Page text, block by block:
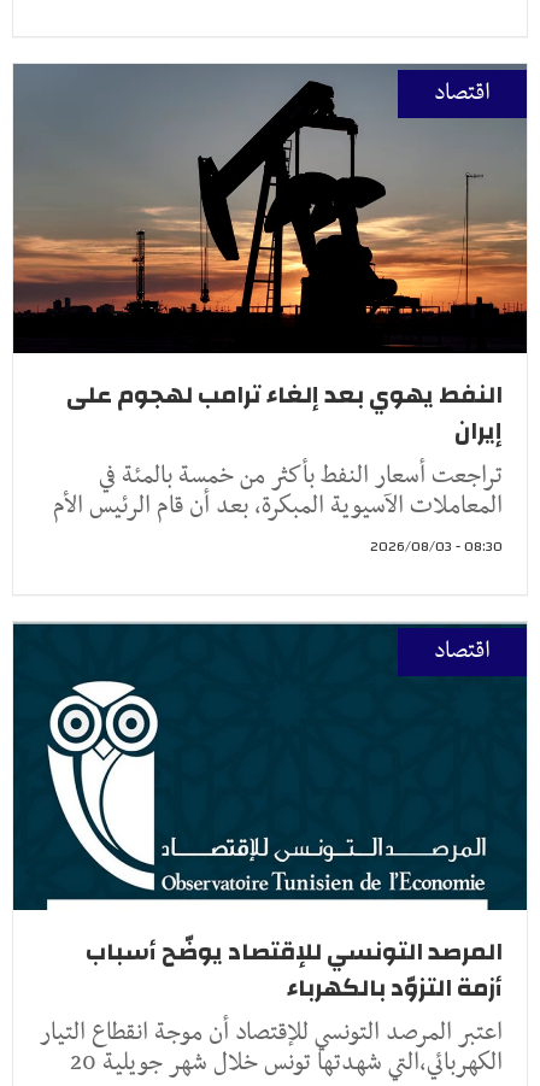
اقتصاد
النفط يهوي بعد إلغاء ترامب لهجوم على
إيران
تراجعت أسعار النفط ​بأكثر من خمسة ‌بالمئة في
المعاملات الآسيوية المبكرة، بعد أن ​قام الرئيس ​الأم
08:30 - 2026/08/03
اقتصاد
المرصد التونسي للإقتصاد يوضّح أسباب
أزمة التزوّد بالكهرباء
اعتبر المرصد التونسي للإقتصاد أن موجة انقطاع التيار
الكهربائي،التي شهدتها تونس خلال شهر جويلية 20